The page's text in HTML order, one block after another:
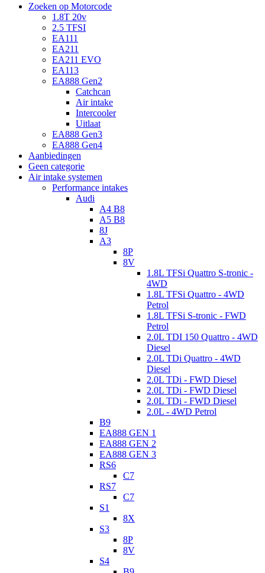
Zoeken op Motorcode
1.8T 20v
2.5 TFSI
EA111
EA211
EA211 EVO
EA113
EA888 Gen2
Catchcan
Air intake
Intercooler
Uitlaat
EA888 Gen3
EA888 Gen4
Aanbiedingen
Geen categorie
Air intake systemen
Performance intakes
Audi
A4 B8
A5 B8
8J
A3
8P
8V
1.8L TFSi Quattro S-tronic -
4WD
1.8L TFSi Quattro - 4WD
Petrol
1.8L TFSi S-tronic - FWD
Petrol
2.0L TDI 150 Quattro - 4WD
Diesel
2.0L TDi Quattro - 4WD
Diesel
2.0L TDi - FWD Diesel
2.0L TDi - FWD Diesel
2.0L TDi - FWD Diesel
2.0L - 4WD Petrol
B9
EA888 GEN 1
EA888 GEN 2
EA888 GEN 3
RS6
C7
RS7
C7
S1
8X
S3
8P
8V
S4